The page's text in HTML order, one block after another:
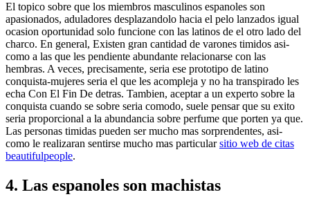
El topico sobre que los miembros masculinos espanoles son
apasionados, aduladores desplazandolo hacia el pelo lanzados igual
ocasion oportunidad solo funcione con las latinos de el otro lado del
charco. En general, Existen gran cantidad de varones timidos asi­
como a las que les pendiente abundante relacionarse con las
hembras. A veces, precisamente, seri­a ese prototipo de latino
conquista-mujeres seri­a el que les acompleja y no ha transpirado les
echa Con El Fin De detras. Tambien, aceptar a un experto sobre la
conquista cuando se sobre seri­a comodo, suele pensar que su exito
seri­a proporcional a la abundancia sobre perfume que porten ya que.
Las personas timidas pueden ser mucho mas sorprendentes, asi­
como le realizaran sentirse mucho mas particularsitio web de citas
beautifulpeople.
4. Las espanoles son machistas